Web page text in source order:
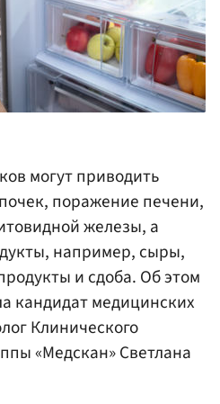
могут приводить
поражение печени,
железы, а
например, сыры,
и сдоба. Об этом
кандидат медицинских
Клинического
«Медскан» Светлана